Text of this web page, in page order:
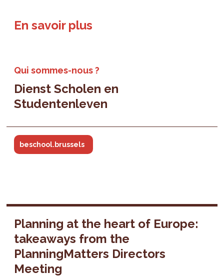
En savoir plus
Qui sommes-nous ?
Dienst Scholen en
Studentenleven
beschool.brussels
Planning at the heart of Europe:
takeaways from the
PlanningMatters Directors
Meeting